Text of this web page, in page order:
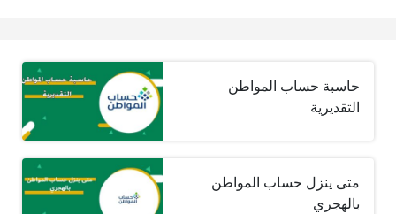
حاسبة حساب المواطن
التقديرية
متى ينزل حساب المواطن
بالهجري